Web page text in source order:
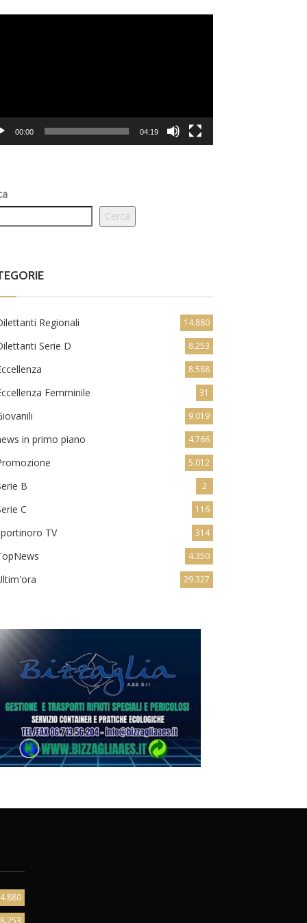
00:00 04:19
Cerca
Regionali 14.880
Serie D 8.253
8.588
Femminile 31
9.019
in primo piano 4.766
5.012
B 2
C 116
TV 314
4.350
29.327
8.253